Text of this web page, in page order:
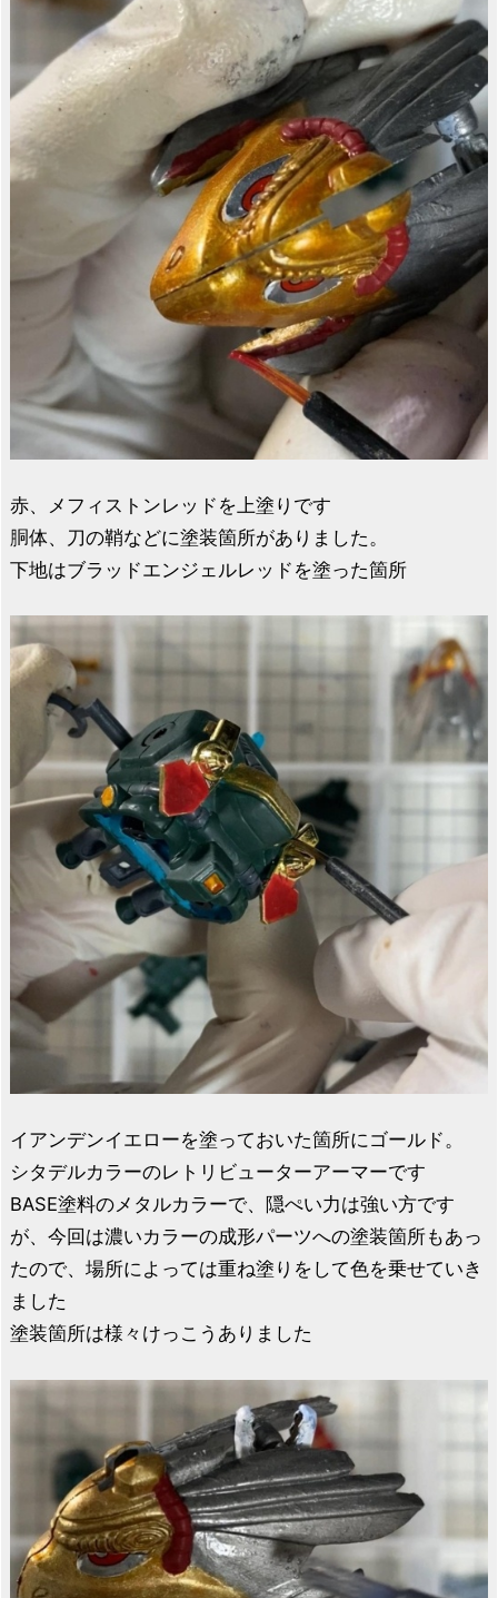
赤、メフィストンレッドを上塗りです
胴体、刀の鞘などに塗装箇所がありました。
下地はブラッドエンジェルレッドを塗った箇所
イアンデンイエローを塗っておいた箇所にゴールド。
シタデルカラーのレトリビューターアーマーです
BASE塗料のメタルカラーで、隠ぺい力は強い方です
が、今回は濃いカラーの成形パーツへの塗装箇所もあっ
たので、場所によっては重ね塗りをして色を乗せていき
ました
塗装箇所は様々けっこうありました